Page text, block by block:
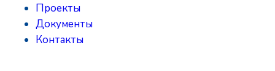
Проекты
Документы
Контакты